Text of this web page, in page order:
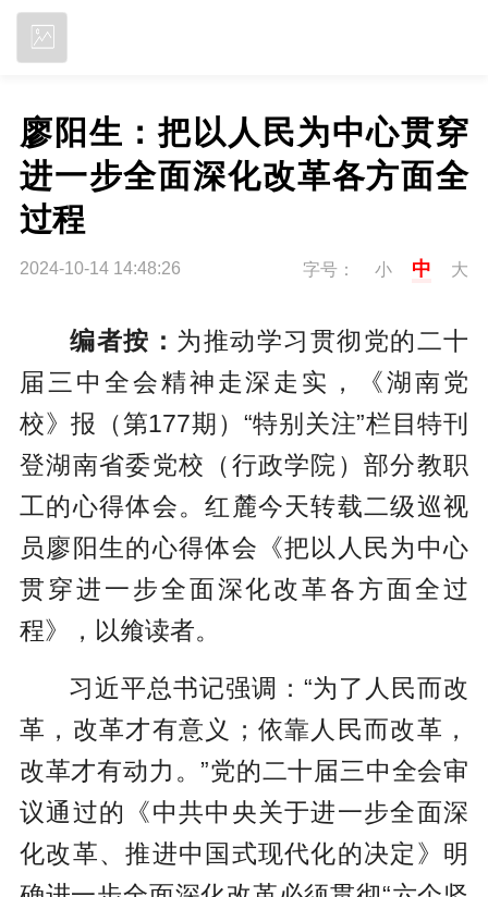
廖阳生：把以人民为中心贯穿
进一步全面深化改革各方面全
过程
2024-10-14 14:48:26 字号： 小 中 大
编者按： 为推动学习贯彻党的二十
届三中全会精神走深走实，《湖南党
校》报（第177期）“特别关注”栏目特刊
登湖南省委党校（行政学院）部分教职
工的心得体会。红麓今天转载二级巡视
员廖阳生的心得体会《把以人民为中心
贯穿进一步全面深化改革各方面全过
程》，以飨读者。
习近平总书记强调：“为了人民而改
革，改革才有意义；依靠人民而改革，
改革才有动力。”党的二十届三中全会审
议通过的《中共中央关于进一步全面深
化改革、推进中国式现代化的决定》明